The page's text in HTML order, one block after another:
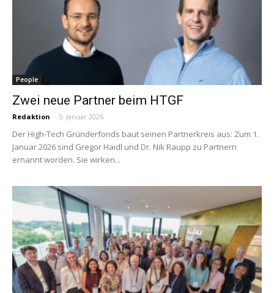
People
Zwei neue Partner beim HTGF
Redaktion - 5. Januar 2026
Der High-Tech Gründerfonds baut seinen Partnerkreis aus: Zum 1.
Januar 2026 sind Gregor Haidl und Dr. Nik Raupp zu Partnern
ernannt worden. Sie wirken...